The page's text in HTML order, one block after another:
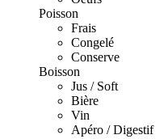
Poisson
Frais
Congelé
Conserve
Boisson
Jus / Soft
Bière
Vin
Apéro / Digestif